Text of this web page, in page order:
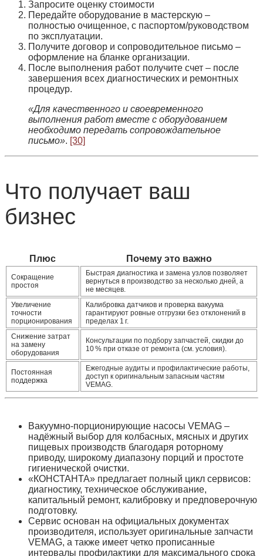
Запросите оценку стоимости
Передайте оборудование в мастерскую –
полностью очищенное, с паспортом/руководством
по эксплуатации.
Получите договор и сопроводительное письмо –
оформление на бланке организации.
После выполнения работ получите счет – после
завершения всех диагностических и ремонтных
процедур.
«Для качественного и своевременного
выполнения работ вместе с оборудованием
необходимо передать сопровождательное
письмо». [30]
Что получает ваш
бизнес
Плюс Почему это важно
Сокращение
простоя
Быстрая диагностика и замена узлов позволяет
вернуться в производство за несколько дней, а
не месяцев.
Увеличение
точности
порционирования
Калибровка датчиков и проверка вакуума
гарантируют ровные отгрузки без отклонений в
пределах 1 г.
Снижение затрат
на замену
оборудования
Консультации по подбору запчастей, скидки до
10 % при отказе от ремонта (см. условия).
Постоянная
поддержка
Ежегодные аудиты и профилактические работы,
доступ к оригинальным запасным частям
VEMAG.
Вакуумно‑порционирующие насосы VEMAG –
надёжный выбор для колбасных, мясных и других
пищевых производств благодаря роторному
приводу, широкому диапазону порций и простоте
гигиенической очистки.
«КОНСТАНТА» предлагает полный цикл сервисов:
диагностику, техническое обслуживание,
капитальный ремонт, калибровку и предповерочную
подготовку.
Сервис основан на официальных документах
производителя, использует оригинальные запчасти
VEMAG, а также имеет четко прописанные
интервалы профилактики для максимального срока